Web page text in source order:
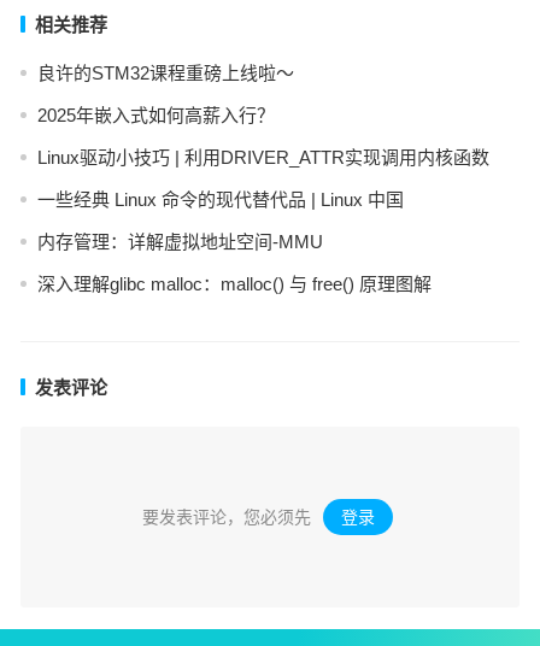
相关推荐
良许的STM32课程重磅上线啦～
2025年嵌入式如何高薪入行？
Linux驱动小技巧 | 利用DRIVER_ATTR实现调用内核函数
一些经典 Linux 命令的现代替代品 | Linux 中国
内存管理：详解虚拟地址空间-MMU
深入理解glibc malloc：malloc() 与 free() 原理图解
发表评论
要发表评论，您必须先 登录 。